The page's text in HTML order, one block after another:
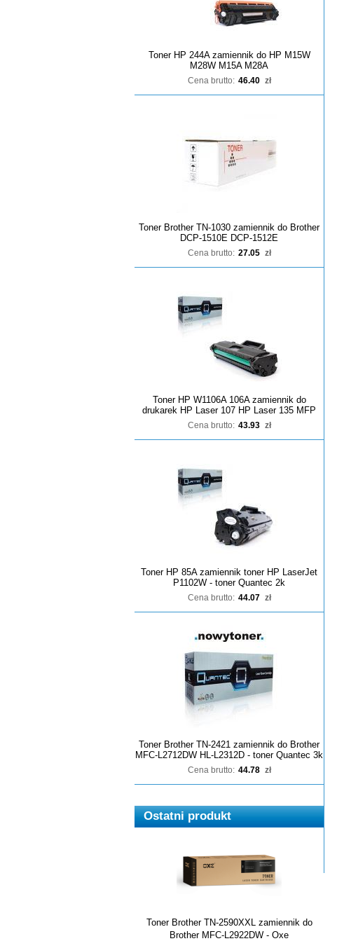
Toner HP 244A zamiennik do HP M15W
M28W M15A M28A
Cena brutto: 46.40 zł
Toner Brother TN-1030 zamiennik do Brother
DCP-1510E DCP-1512E
Cena brutto: 27.05 zł
Toner HP W1106A 106A zamiennik do
drukarek HP Laser 107 HP Laser 135 MFP
Cena brutto: 43.93 zł
Toner HP 85A zamiennik toner HP LaserJet
P1102W - toner Quantec 2k
Cena brutto: 44.07 zł
Toner Brother TN-2421 zamiennik do Brother
MFC-L2712DW HL-L2312D - toner Quantec 3k
Cena brutto: 44.78 zł
Ostatni produkt
Toner Brother TN-2590XXL zamiennik do
Brother MFC-L2922DW - Oxe